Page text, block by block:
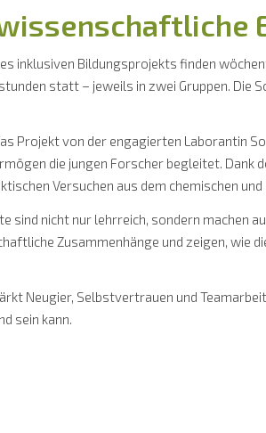
inklusiven Bildungsprojekts finden
statt – jeweils in zwei Gruppen. Die
Projekt von der engagierten Laborantin
die jungen Forscher begleitet. Dank
Versuchen aus dem chemischen
sind nicht nur lehrreich, sondern machen
Zusammenhänge und zeigen, wie
Neugier, Selbstvertrauen und
sein kann.